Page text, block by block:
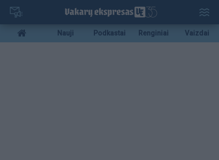
Pereiti
pagrindinį
turinį
Mobile
menu
Nauji Podkastai Renginiai Vaizdai